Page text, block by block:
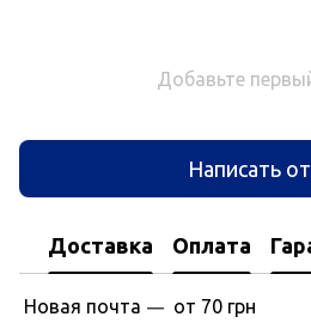
Добавьте
Написать
Доставка Оплата
Новая почта —
от 70 грн